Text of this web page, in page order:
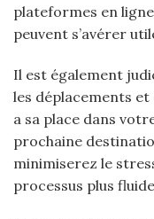
plateformes en
peuvent s’avérer
Il est également
les déplacements et
a sa place dans
prochaine
minimiserez le
processus plus